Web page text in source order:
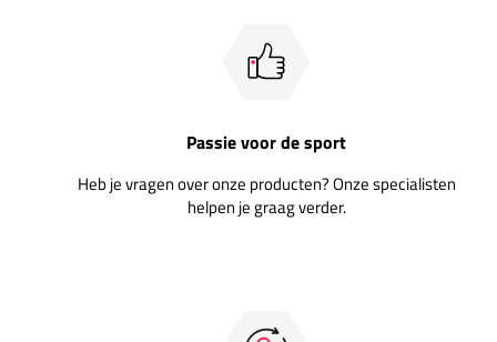
Passie voor de sport
Heb je vragen over onze producten? Onze specialisten
helpen je graag verder.